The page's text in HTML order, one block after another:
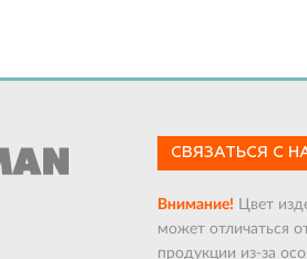
СВЯЗАТЬСЯ С
Внимание! Цвет
может отличаться
продукции из-за